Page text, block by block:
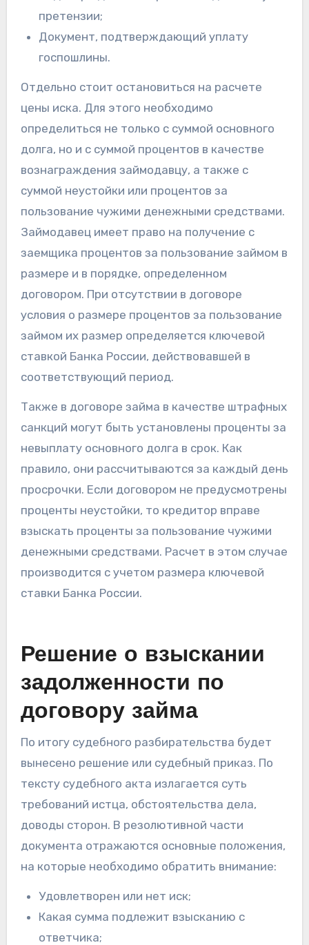
претензии;
Документ, подтверждающий уплату
госпошлины.
Отдельно стоит остановиться на расчете
цены иска. Для этого необходимо
определиться не только с суммой основного
долга, но и с суммой процентов в качестве
вознаграждения займодавцу, а также с
суммой неустойки или процентов за
пользование чужими денежными средствами.
Займодавец имеет право на получение с
заемщика процентов за пользование займом в
размере и в порядке, определенном
договором. При отсутствии в договоре
условия о размере процентов за пользование
займом их размер определяется ключевой
ставкой Банка России, действовавшей в
соответствующий период.
Также в договоре займа в качестве штрафных
санкций могут быть установлены проценты за
невыплату основного долга в срок. Как
правило, они рассчитываются за каждый день
просрочки. Если договором не предусмотрены
проценты неустойки, то кредитор вправе
взыскать проценты за пользование чужими
денежными средствами. Расчет в этом случае
производится с учетом размера ключевой
ставки Банка России.
Решение о взыскании
задолженности по
договору займа
По итогу судебного разбирательства будет
вынесено решение или судебный приказ. По
тексту судебного акта излагается суть
требований истца, обстоятельства дела,
доводы сторон. В резолютивной части
документа отражаются основные положения,
на которые необходимо обратить внимание:
Удовлетворен или нет иск;
Какая сумма подлежит взысканию с
ответчика;